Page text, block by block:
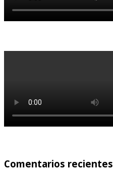
Comentarios recientes